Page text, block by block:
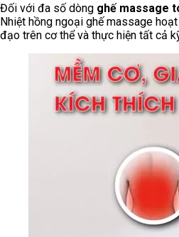
Đối với đa số dòng ghế massage
Nhiệt hồng ngoại ghế massage
đạo trên cơ thể và thực hiện tất cả